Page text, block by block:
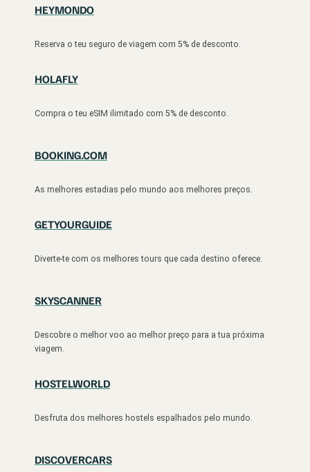
HEYMONDO
Reserva o teu seguro de viagem com 5% de desconto.
HOLAFLY
Compra o teu eSIM ilimitado com 5% de desconto.
BOOKING.COM
As melhores estadias pelo mundo aos melhores preços.
GETYOURGUIDE
Diverte-te com os melhores tours que cada destino oferece.
SKYSCANNER
Descobre o melhor voo ao melhor preço para a tua próxima
viagem.
HOSTELWORLD
Desfruta dos melhores hostels espalhados pelo mundo.
DISCOVERCARS